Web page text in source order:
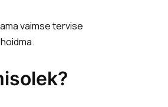
vaimse tervise